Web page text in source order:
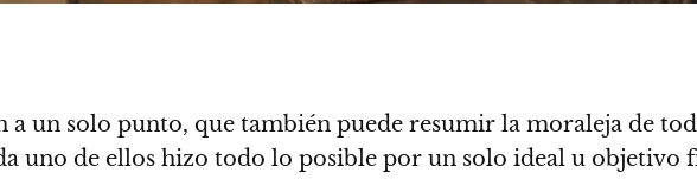
a un solo punto, que también puede resumir la moraleja de
uno de ellos hizo todo lo posible por un solo ideal u objetivo